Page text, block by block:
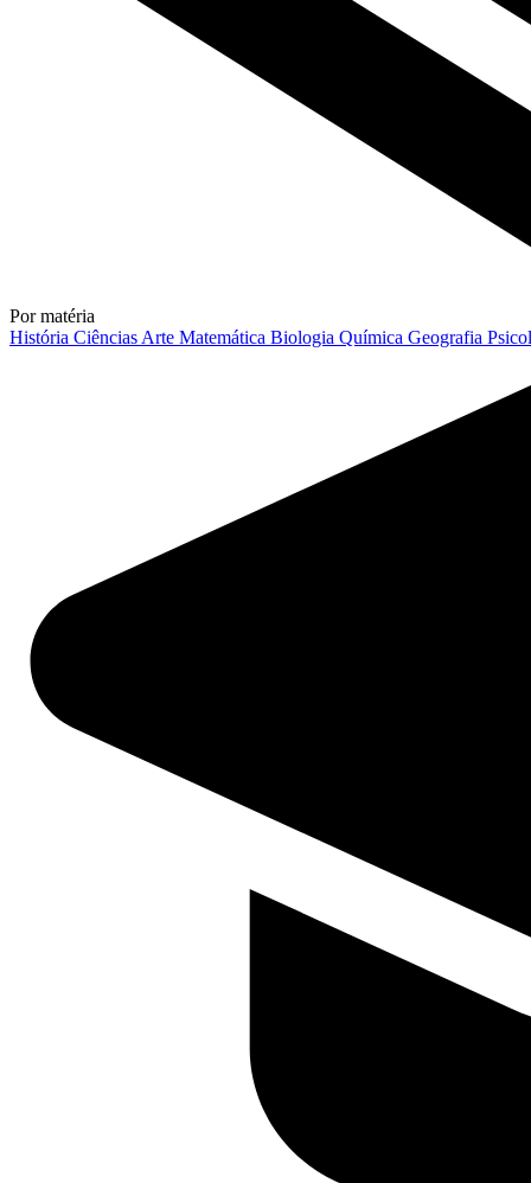
Por matéria
História Ciências Arte Matemática Biologia Química Geografia